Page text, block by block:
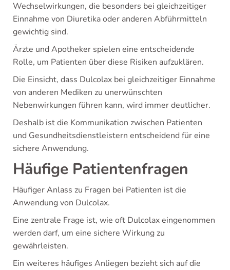
Wechselwirkungen, die besonders bei gleichzeitiger
Einnahme von Diuretika oder anderen Abführmitteln
gewichtig sind.
Ärzte und Apotheker spielen eine entscheidende
Rolle, um Patienten über diese Risiken aufzuklären.
Die Einsicht, dass Dulcolax bei gleichzeitiger Einnahme
von anderen Mediken zu unerwünschten
Nebenwirkungen führen kann, wird immer deutlicher.
Deshalb ist die Kommunikation zwischen Patienten
und Gesundheitsdienstleistern entscheidend für eine
sichere Anwendung.
Häufige Patientenfragen
Häufiger Anlass zu Fragen bei Patienten ist die
Anwendung von Dulcolax.
Eine zentrale Frage ist, wie oft Dulcolax eingenommen
werden darf, um eine sichere Wirkung zu
gewährleisten.
Ein weiteres häufiges Anliegen bezieht sich auf die